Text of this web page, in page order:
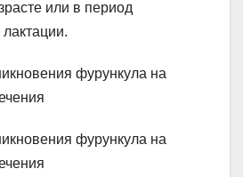
или в период